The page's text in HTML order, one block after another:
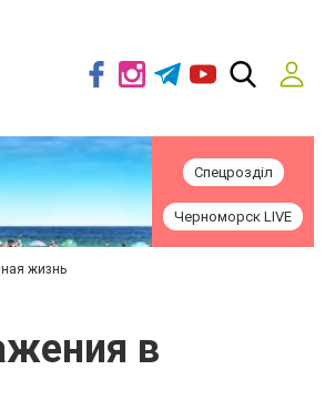
Спецрозділ
Черноморск LIVE
жизнь
в